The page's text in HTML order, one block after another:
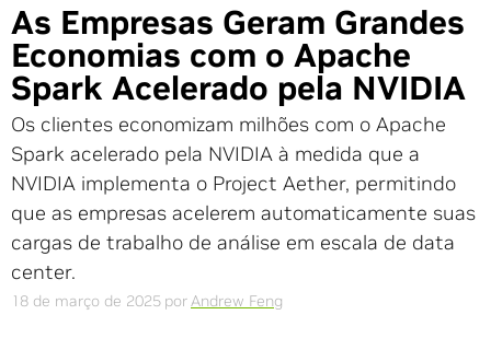
As Empresas Geram Grandes
Economias com o Apache
Spark Acelerado pela NVIDIA
Os clientes economizam milhões com o Apache
Spark acelerado pela NVIDIA à medida que a
NVIDIA implementa o Project Aether, permitindo
que as empresas acelerem automaticamente suas
cargas de trabalho de análise em escala de data
center.
18 de março de 2025 por Andrew Feng